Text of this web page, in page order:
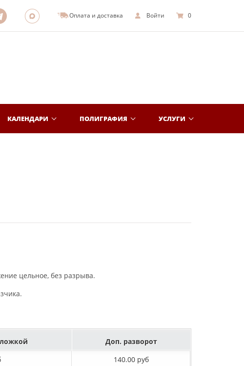
Оплата и доставка Войти 0
КАЛЕНДАРИ ПОЛИГРАФИЯ УСЛУГИ
цельное, без разрыва.
Доп. разворот
140.00 руб